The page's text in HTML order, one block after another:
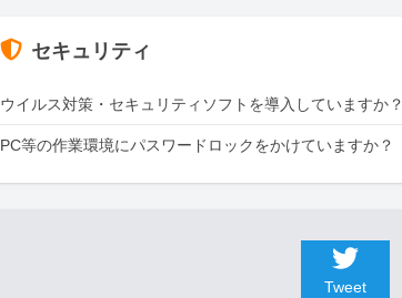
セキュリティ
ウイルス対策・セキュリティソフトを導入していますか？
PC等の作業環境にパスワードロックをかけていますか？
Tweet